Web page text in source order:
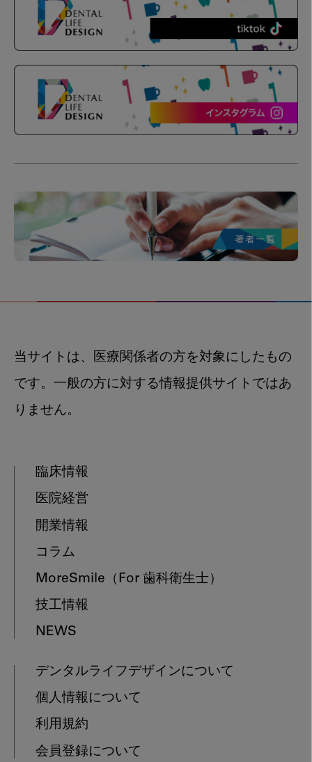
当サイトは、医療関係者の方を対象にしたもの
です。一般の方に対する情報提供サイトではあ
りません。
臨床情報
医院経営
開業情報
コラム
MoreSmile （For 歯科衛生士）
技工情報
NEWS
デンタルライフデザインについて
個人情報について
利用規約
会員登録について